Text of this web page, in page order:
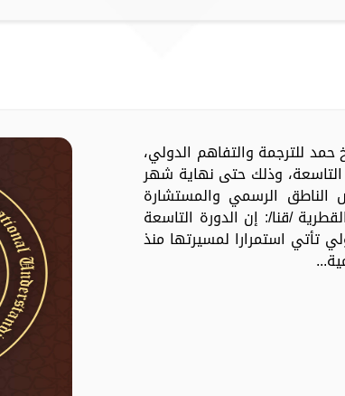
الشيخ حمد للترجمة والتفاهم الدولي،
التاسعة، وذلك حتى نهاية شهر
الناطق الرسمي والمستشارة
/قنا/: إن الدورة التاسعة
تأتي استمرارا لمسيرتها منذ